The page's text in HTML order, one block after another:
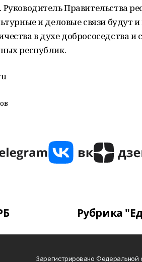
Правительства
и деловые связи будут
в духе добрососедства и
республик.
Рубрика
Зарегистрировано Федеральной